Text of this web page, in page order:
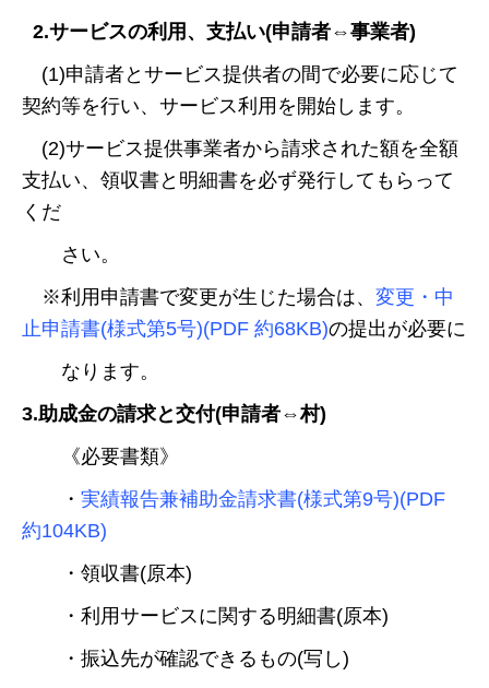
2.サービスの利用、支払い(申請者⇔事業者)
(1)申請者とサービス提供者の間で必要に応じて
契約等を行い、サービス利用を開始します。
(2)サービス提供事業者から請求された額を全額
支払い、領収書と明細書を必ず発行してもらって
くだ
さい。
※利用申請書で変更が生じた場合は、 変更・中
止申請書(様式第5号)(PDF 約68KB)の提出が必要に
なります。
3.助成金の請求と交付(申請者⇔村)
《必要書類》
・ 実績報告兼補助金請求書(様式第9号)(PDF
約104KB)
・領収書(原本)
・利用サービスに関する明細書(原本)
・振込先が確認できるもの(写し)